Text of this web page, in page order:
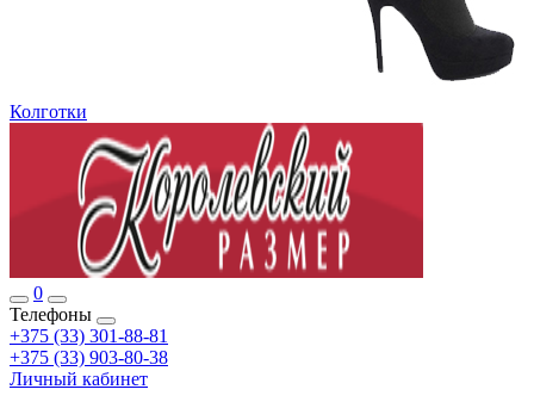
Колготки
0
Телефоны
+375 (33) 301-88-81
+375 (33) 903-80-38
Личный кабинет